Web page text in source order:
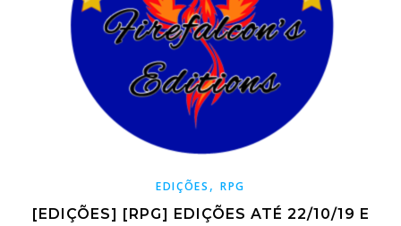
EDIÇÕES , RPG
[EDIÇÕES] [RPG] EDIÇÕES ATÉ 22/10/19 E